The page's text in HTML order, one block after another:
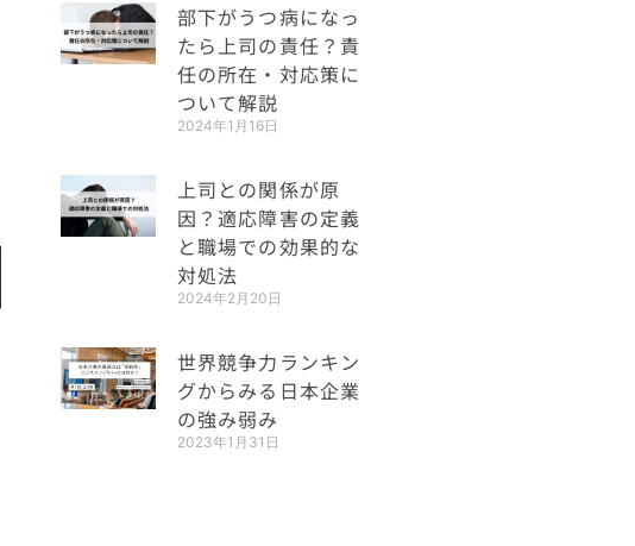
部下がうつ病になっ
たら上司の責任？責
任の所在・対応策に
ついて解説
2024年1月16日
上司との関係が原
因？適応障害の定義
と職場での効果的な
対処法
2024年2月20日
世界競争力ランキン
グからみる日本企業
の強み弱み
2023年1月31日